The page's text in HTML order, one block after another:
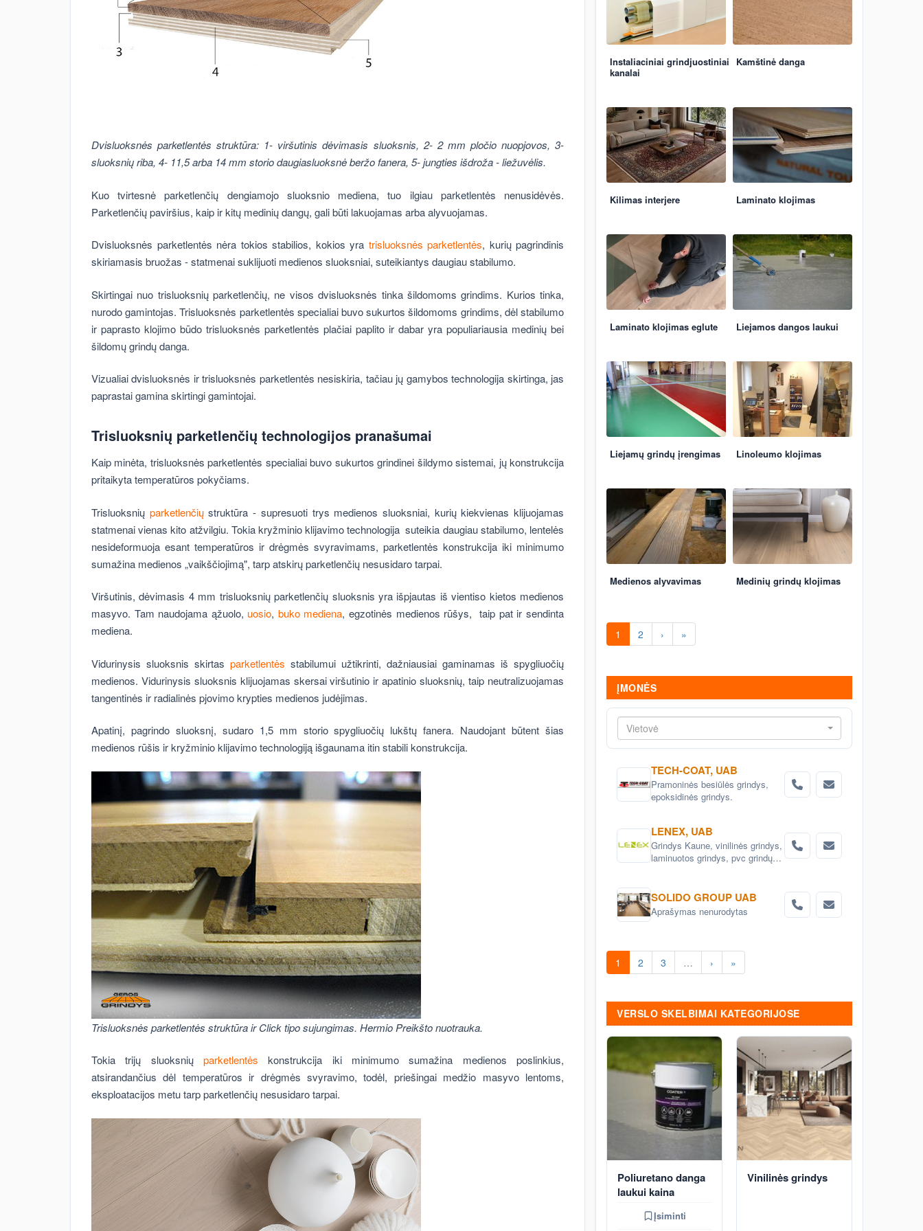
Dvisluoksnės parketlentės struktūra: 1- viršutinis dėvimasis sluoksnis, 2- 2 mm pločio nuopjovos, 3-
sluoksnių riba, 4- 11,5 arba 14 mm storio daugiasluoksnė beržo fanera, 5- jungties išdroža - liežuvėlis.
Kuo tvirtesnė parketlenčių dengiamojo sluoksnio mediena, tuo ilgiau parketlentės nenusidėvės.
Parketlenčių paviršius, kaip ir kitų medinių dangų, gali būti lakuojamas arba alyvuojamas.
Dvisluoksnės parketlentės nėra tokios stabilios, kokios yra trisluoksnės parketlentės, kurių pagrindinis
skiriamasis bruožas - statmenai suklijuoti medienos sluoksniai, suteikiantys daugiau stabilumo.
Skirtingai nuo trisluoksnių parketlenčių, ne visos dvisluoksnės tinka šildomoms grindims. Kurios tinka,
nurodo gamintojas. Trisluoksnės parketlentės specialiai buvo sukurtos šildomoms grindims, dėl stabilumo
ir paprasto klojimo būdo trisluoksnės parketlentės plačiai paplito ir dabar yra populiariausia medinių bei
šildomų grindų danga.
Vizualiai dvisluoksnės ir trisluoksnės parketlentės nesiskiria, tačiau jų gamybos technologija skirtinga, jas
paprastai gamina skirtingi gamintojai.
Trisluoksnių parketlenčių technologijos pranašumai
Kaip minėta, trisluoksnės parketlentės specialiai buvo sukurtos grindinei šildymo sistemai, jų konstrukcija
pritaikyta temperatūros pokyčiams.
Trisluoksnių parketlenčiųstruktūra - supresuoti trys medienos sluoksniai, kurių kiekvienas klijuojamas
statmenai vienas kito atžvilgiu. Tokia kryžminio klijavimo technologija suteikia daugiau stabilumo, lentelės
nesideformuoja esant temperatūros ir drėgmės svyravimams, parketlentės konstrukcija iki minimumo
sumažina medienos „vaikščiojimą", tarp atskirų parketlenčių nesusidaro tarpai.
Viršutinis, dėvimasis 4 mm trisluoksnių parketlenčių sluoksnis yra išpjautas iš vientiso kietos medienos
masyvo. Tam naudojama ąžuolo, uosio, buko mediena, egzotinės medienos rūšys, taip pat ir sendinta
mediena.
Vidurinysis sluoksnis skirtas parketlentės stabilumui užtikrinti, dažniausiai gaminamas iš spygliuočių
medienos. Vidurinysis sluoksnis klijuojamas skersai viršutinio ir apatinio sluoksnių, taip neutralizuojamas
tangentinės ir radialinės pjovimo krypties medienos judėjimas.
Apatinį, pagrindo sluoksnį, sudaro 1,5 mm storio spygliuočių lukštų fanera. Naudojant būtent šias
medienos rūšis ir kryžminio klijavimo technologiją išgaunama itin stabili konstrukcija.
Trisluoksnės parketlentės struktūra ir Click tipo sujungimas. Hermio Preikšto nuotrauka.
Tokia trijų sluoksnių parketlentės konstrukcija iki minimumo sumažina medienos poslinkius,
atsirandančius dėl temperatūros ir drėgmės svyravimo, todėl, priešingai medžio masyvo lentoms,
eksploatacijos metu tarp parketlenčių nesusidaro tarpai.
Instaliaciniai grindjuostiniai
kanalai
Kamštinė danga
Kilimas interjere Laminato klojimas
Laminato klojimas eglute Liejamos dangos laukui
Liejamų grindų įrengimas Linoleumo klojimas
Medienos alyvavimas Medinių grindų klojimas
1 2 › »
ĮMONĖS
Vietovė
TECH-COAT, UAB
Pramoninės besiūlės grindys,
epoksidinės grindys.
LENEX, UAB
Grindys Kaune, vinilinės grindys,
laminuotos grindys, pvc grindų
faneruotos, laminuotos,
ekofaneruotės, medinės.
SOLIDO GROUP UAB
Aprašymas nenurodytas
1 2 3 … › »
VERSLO SKELBIMAI KATEGORIJOSE
Poliuretano danga
laukui kaina
Įsiminti
Vinilinės grindys